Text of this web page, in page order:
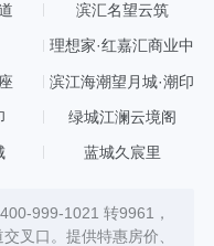
滨汇名望云筑
理想家·红嘉汇商业中
滨江海潮望月城·潮印
绿城江澜云境阁
蓝城久宸里
999-1021 转9961，
叉口。提供特惠房价、